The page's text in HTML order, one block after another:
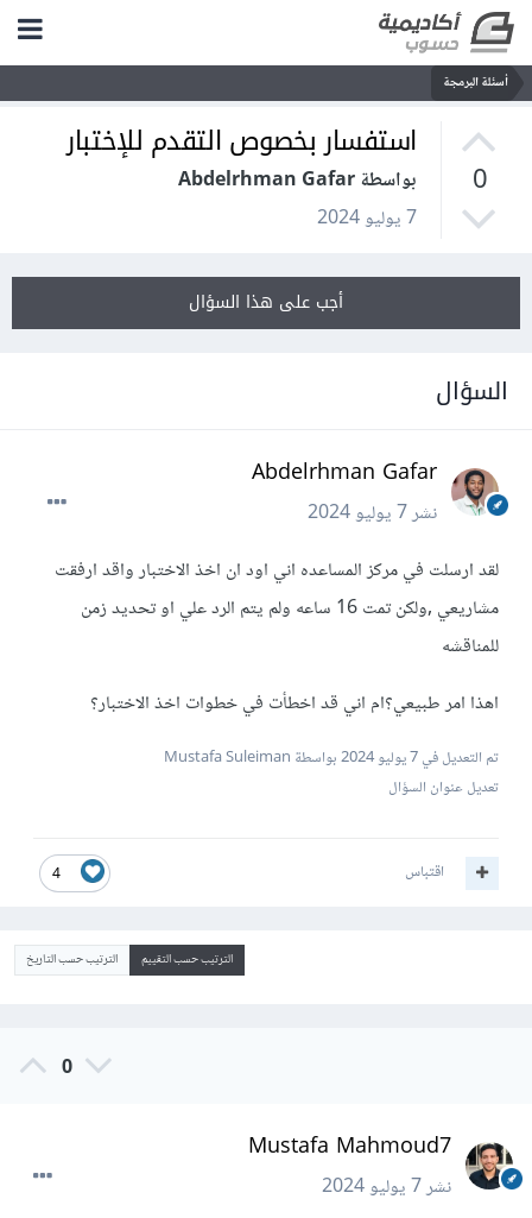
أسئلة البرمجة
0
استفسار بخصوص التقدم للإختبار
بواسطة Abdelrhman Gafar
7 يوليو 2024
أجب على هذا السؤال
السؤال
Abdelrhman Gafar
نشر7 يوليو 2024
لقد ارسلت في مركز المساعده اني اود ان اخذ الاختبار واقد ارفقت
مشاريعي ,ولكن تمت 16 ساعه ولم يتم الرد علي او تحديد زمن
للمناقشه
اهذا امر طبيعي؟ام اني قد اخطأت في خطوات اخذ الاختبار؟
تم التعديل في7 يوليو 2024
بواسطة Mustafa Suleiman
تعديل عنوان السؤال
4 اقتباس
الترتيب حسب التقييم الترتيب حسب التاريخ
0
Mustafa Mahmoud7
نشر7 يوليو 2024